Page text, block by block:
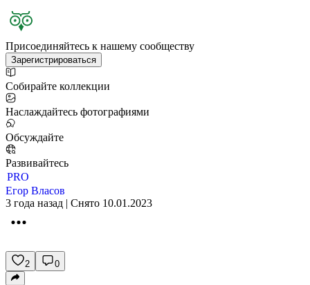
Присоединяйтесь к нашему сообществу
Зарегистрироваться
Собирайте коллекции
Наслаждайтесь фотографиями
Обсуждайте
Развивайтесь
PRO
Егор Власов
3 года назад | Снято 10.01.2023
2 0